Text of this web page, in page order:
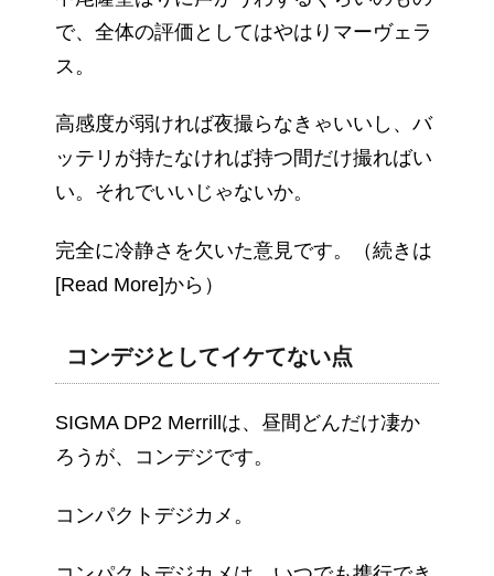
で、全体の評価としてはやはりマーヴェラ
ス。
高感度が弱ければ夜撮らなきゃいいし、バ
ッテリが持たなければ持つ間だけ撮ればい
い。それでいいじゃないか。
完全に冷静さを欠いた意見です。（続きは
[Read More]から）
コンデジとしてイケてない点
SIGMA DP2 Merrillは、昼間どんだけ凄か
ろうが、コンデジです。
コンパクトデジカメ。